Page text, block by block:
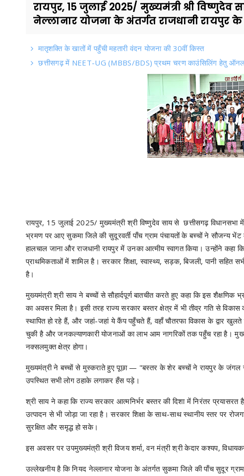
रायपुर, 15 जुलाई 2025/ मुख्यमंत्री श्री
नेल्लानार योजना के अंतर्गत राजधानी रायपुर के
मातृशक्ति के खातों में पहुँची महतारी वंदन योजना की 30वीं किस्त
छत्तीसगढ़ में NEET-UG (MBBS/BDS) प्रथम चरण काउंसिलिंग हेतु
रायपुर, 15 जुलाई 2025/ मुख्यमंत्री श्री विष्णुदेव साय से छत्तीसगढ़ विधानसभा
भ्रमण पर आए सुकमा जिले की सुदूरवर्ती पाँच ग्राम पंचायतों के बच्चों ने सौजन्य
हालचाल जाना और राजधानी रायपुर में उनका आत्मीय स्वागत किया। उन्होंने कहा
प्राथमिकताओं में शामिल है। सरकार शिक्षा, स्वास्थ्य, सड़क, बिजली, पानी
है।
मुख्यमंत्री श्री साय ने बच्चों से सौहार्दपूर्ण बातचीत करते हुए कहा कि इस
का अवसर मिला है। इसी तरह राज्य सरकार बस्तर क्षेत्र में भी तीव्र गति से
स्थापित हो रहे हैं, और जहां-जहां ये कैंप पहुँचते हैं, वहाँ चौतरफा विकास के द्वार
चुकी है और जनकल्याणकारी योजनाओं का लाभ आम नागरिकों तक पहुँच रहा है।
नक्सलमुक्त क्षेत्र होगा।
मुख्यमंत्री ने बच्चों से मुस्कराते हुए पूछा — "बस्तर के शेर बच्चों ने रायपुर के जंगल
उपस्थित सभी लोग ठहाके लगाकर हँस पड़े।
श्री साय ने कहा कि राज्य सरकार आत्मनिर्भर बस्तर की दिशा में निरंतर
उत्पादन से भी जोड़ा जा रहा है। सरकार शिक्षा के साथ-साथ स्थानीय स्तर पर
सुरक्षित और समृद्ध हो सके।
इस अवसर पर उपमुख्यमंत्री श्री विजय शर्मा, वन मंत्री श्री केदार कश्यप,
उल्लेखनीय है कि नियद नेल्लानार योजना के अंतर्गत सुकमा जिले की पाँच सुदूर